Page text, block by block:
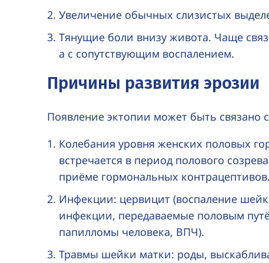
Увеличение обычных слизистых
Тянущие боли внизу живота. Чаще
а с сопутствующим воспалением.
Причины развития эрозии
Появление эктопии может быть связано
Колебания уровня женских половых
встречается в период полового
приёме гормональных контрацептивов.
Инфекции: цервицит (воспаление
инфекции, передаваемые половым
папилломы человека, ВПЧ).
Травмы шейки матки: роды,